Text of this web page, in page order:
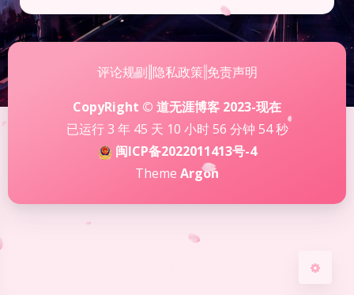
Sans Serif
浅阴影
关闭 日落 暗化 灰度
评论规则 隐私政策 免责声明
CopyRight © 道无涯博客 2023-现在
已运行 3 年 45 天 10 小时 56 分钟 55 秒
闽ICP备2022011413号-4
Theme Argon